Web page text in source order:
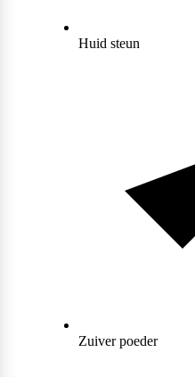
Huid steun
Zuiver poeder